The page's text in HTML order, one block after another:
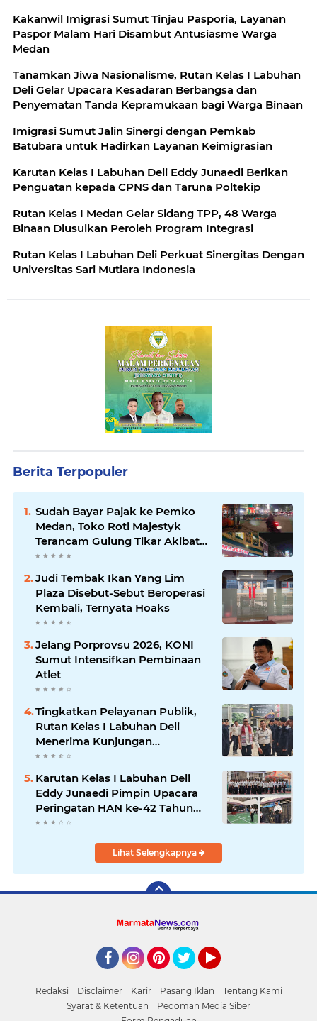
Kakanwil Imigrasi Sumut Tinjau Pasporia, Layanan
Paspor Malam Hari Disambut Antusiasme Warga
Medan
Tanamkan Jiwa Nasionalisme, Rutan Kelas I Labuhan
Deli Gelar Upacara Kesadaran Berbangsa dan
Penyematan Tanda Kepramukaan bagi Warga Binaan
Imigrasi Sumut Jalin Sinergi dengan Pemkab
Batubara untuk Hadirkan Layanan Keimigrasian
Karutan Kelas I Labuhan Deli Eddy Junaedi Berikan
Penguatan kepada CPNS dan Taruna Poltekip
Rutan Kelas I Medan Gelar Sidang TPP, 48 Warga
Binaan Diusulkan Peroleh Program Integrasi
Rutan Kelas I Labuhan Deli Perkuat Sinergitas Dengan
Universitas Sari Mutiara Indonesia
Berita Terpopuler
Sudah Bayar Pajak ke Pemko
Medan, Toko Roti Majestyk
Terancam Gulung Tikar Akibat
Akses Jalan Ditutup Pedagang
Angkringan
Judi Tembak Ikan Yang Lim
Plaza Disebut-Sebut Beroperasi
Kembali, Ternyata Hoaks
Jelang Porprovsu 2026, KONI
Sumut Intensifkan Pembinaan
Atlet
Tingkatkan Pelayanan Publik,
Rutan Kelas I Labuhan Deli
Menerima Kunjungan
Rombongan Staf Khusus
Menteri Imipas
Karutan Kelas I Labuhan Deli
Eddy Junaedi Pimpin Upacara
Peringatan HAN ke-42 Tahun
2026
Lihat Selengkapnya
Redaksi Disclaimer Karir Pasang Iklan
Tentang Kami
Syarat & Ketentuan
Pedoman Media Siber